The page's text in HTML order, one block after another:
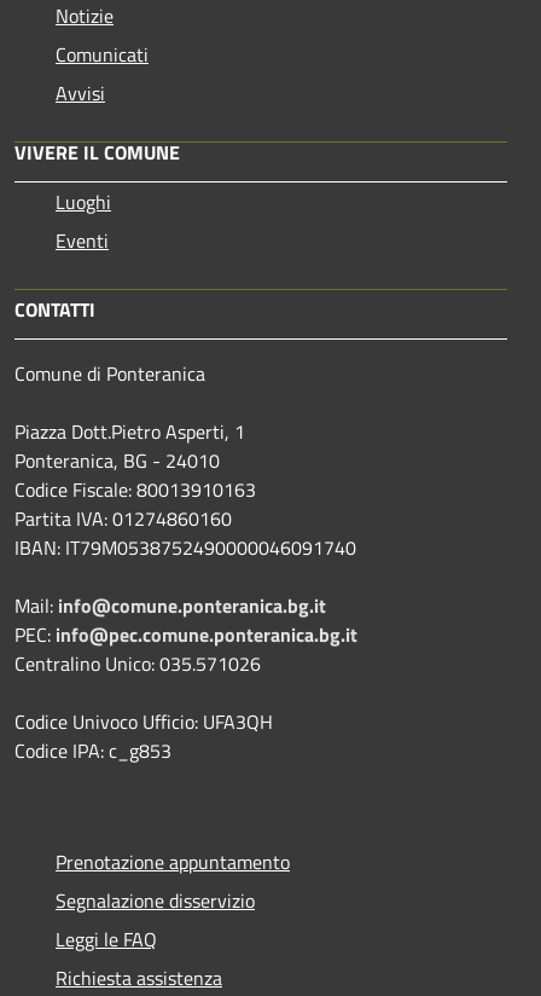
Notizie
Comunicati
Avvisi
VIVERE IL COMUNE
Luoghi
Eventi
CONTATTI
Comune di Ponteranica
Piazza Dott.Pietro Asperti, 1
Ponteranica, BG - 24010
Codice Fiscale: 80013910163
Partita IVA: 01274860160
IBAN: IT79M0538752490000046091740
Mail: info@comune.ponteranica.bg.it
PEC: info@pec.comune.ponteranica.bg.it
Centralino Unico: 035.571026
Codice Univoco Ufficio: UFA3QH
Codice IPA: c_g853
Prenotazione appuntamento
Segnalazione disservizio
Leggi le FAQ
Richiesta assistenza